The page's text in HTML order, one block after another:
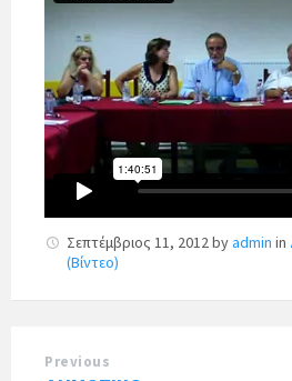
Σεπτέμβριος 11, 2012byadmin in
(Βίντεο)
Previous